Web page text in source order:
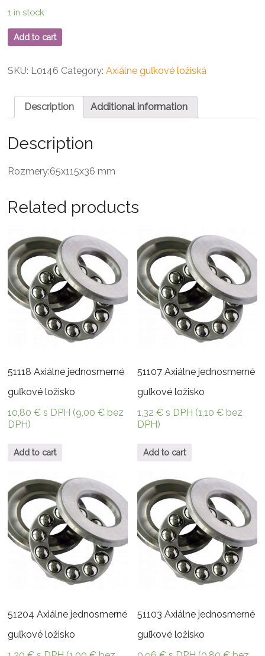
1 in stock
Add to cart
SKU: L0146 Category:Axiálne guľkové ložiská
Description Additional information
Description
Rozmery:65x115x36 mm
Related products
51118 Axiálne jednosmerné
guľkové ložisko
10,80€ s DPH (9,00€ bez
DPH)
Add to cart
51107 Axiálne jednosmerné
guľkové ložisko
1,32€ s DPH (1,10€ bez
DPH)
Add to cart
51204 Axiálne jednosmerné
guľkové ložisko
51103 Axiálne jednosmerné
guľkové ložisko